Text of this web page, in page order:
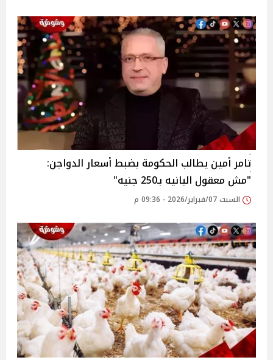
تامر أمين يطالب الحكومة بضبط أسعار الدواجن:
"مش معقول البانيه بـ250 جنيه"
السبت 07/فبراير/2026 - 09:36 م